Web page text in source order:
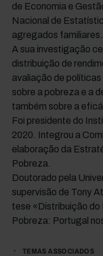
de Economia e
Nacional de
agregados familiares.
A sua investigação
distribuição de
avaliação de
sobre a pobreza e a
também sobre a
Foi presidente do
2020. Integrou a
elaboração da
Pobreza.
Doutorado pela
supervisão de Tony
tese «Distribuição do
Pobreza: Portugal
TEMAS ASSOCIADOS